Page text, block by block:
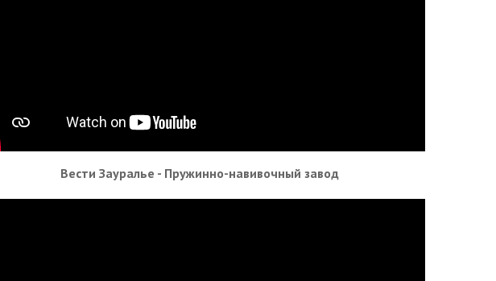
Вести Зауралье - Пружинно-навивочный завод